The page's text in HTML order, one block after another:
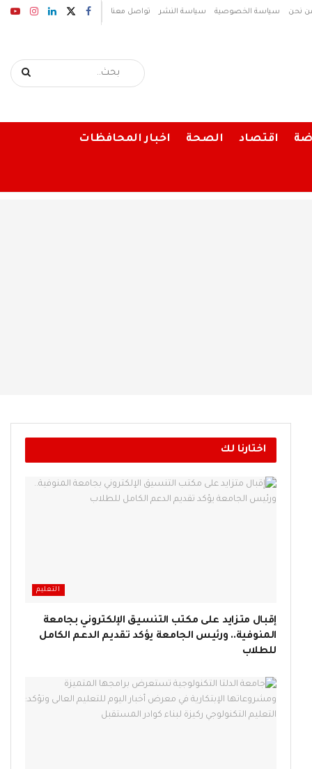
نحن سياسة الخصوصية سياسة النشر تواصل معنا
اقتصاد الصحة اخبار المحافظات
اختارنا لك
التعليم
إقبال متزايد على مكتب التنسيق الإلكتروني بجامعة
المنوفية.. ورئيس الجامعة يؤكد تقديم الدعم الكامل
للطلاب